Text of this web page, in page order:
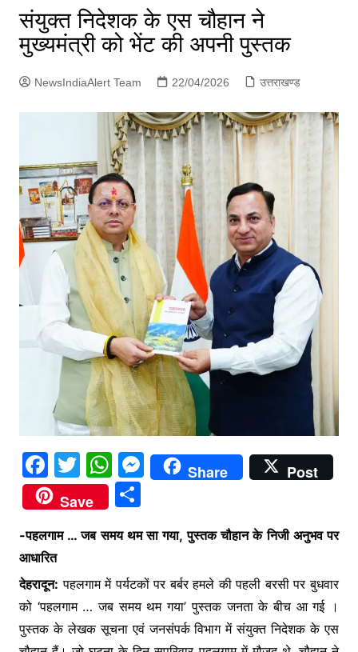
संयुक्त निदेशक के एस चौहान ने
मुख्यमंत्री को भेंट की अपनी पुस्तक
NewsIndiaAlert Team 22/04/2026 उत्तराखण्ड
F
a
c
e
b
o
o
k
T
w
itt
er
W
h
at
s
p
p
M
e
s
n
g
er
Share
Post
Save
S
ar
e
-पहलगाम … जब समय थम सा गया, पुस्तक चौहान के निजी अनुभव पर
आधारित
देहरादून: पहलगाम में पर्यटकों पर बर्बर हमले की पहली बरसी पर बुधवार
को ‘पहलगाम … जब समय थम गया’ पुस्तक जनता के बीच आ गई ।
पुस्तक के लेखक सूचना एवं जनसंपर्क विभाग में संयुक्त निदेशक के एस